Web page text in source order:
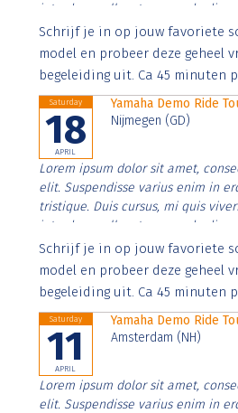
interdum nulla, ut commodo
Aenean faucibus nibh et justo
imperdiet. Nunc ut sem vitae risus
Schrijf je in op jouw favoriete
model en probeer deze geheel
begeleiding uit. Ca 45 minuten
Saturday
18
APRIL
Yamaha Demo Ride
Nijmegen (GD)
Lorem ipsum dolor sit amet,
elit. Suspendisse varius enim in
tristique. Duis cursus, mi quis
interdum nulla, ut commodo
Aenean faucibus nibh et justo
imperdiet. Nunc ut sem vitae risus
Schrijf je in op jouw favoriete
model en probeer deze geheel
begeleiding uit. Ca 45 minuten
Saturday
11
APRIL
Yamaha Demo Ride
Amsterdam (NH)
Lorem ipsum dolor sit amet,
elit. Suspendisse varius enim in